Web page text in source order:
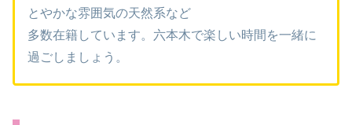
とやかな雰囲気の天然系など
多数在籍しています。六本木で楽しい時間を一緒に
過ごしましょう。